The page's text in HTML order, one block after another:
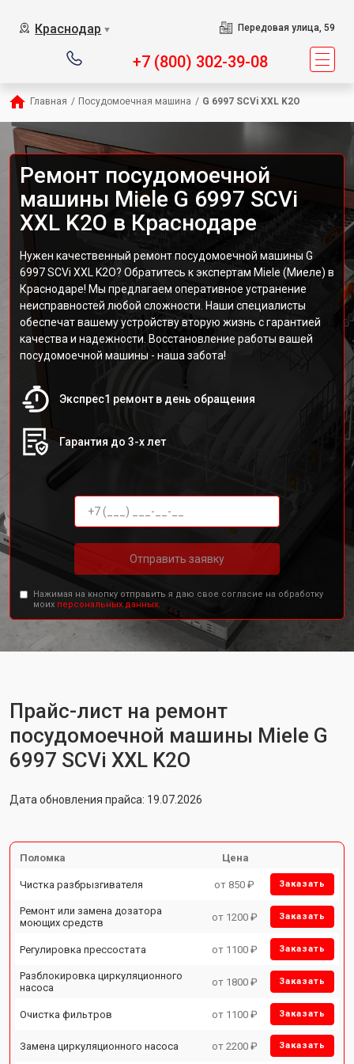
Краснодар ▼ Передовая улица, 59
+7 (800) 302-39-08
Главная / Посудомоечная машина / G 6997 SCVi XXL K2O
Ремонт посудомоечной
машины Miele G 6997 SCVi
XXL K2O в Краснодаре
Нужен качественный ремонт посудомоечной машины G
6997 SCVi XXL K2O? Обратитесь к экспертам Miele (Миеле) в
Краснодаре! Мы предлагаем оперативное устранение
неисправностей любой сложности. Наши специалисты
обеспечат вашему устройству вторую жизнь с гарантией
качества и надежности. Восстановление работы вашей
посудомоечной машины - наша забота!
Экспрес1 ремонт в день обращения
Гарантия до 3-х лет
Отправить заявку
Нажимая на кнопку отправить я даю свое согласие на обработку
моих персональных данных.
Прайс-лист на ремонт
посудомоечной машины Miele G
6997 SCVi XXL K2O
Дата обновления прайса: 19.07.2026
Поломка Цена
Чистка разбрызгивателя от 850 ₽ Заказать
Ремонт или замена дозатора
моющих средств
от 1200 ₽ Заказать
Регулировка прессостата от 1100 ₽ Заказать
Разблокировка циркуляционного
насоса
от 1800 ₽ Заказать
Очистка фильтров от 1100 ₽ Заказать
Замена циркуляционного насоса от 2200 ₽ Заказать